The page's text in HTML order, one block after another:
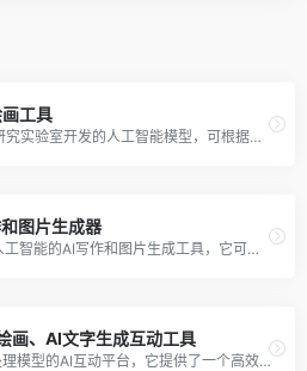
工具
Midjourney是由同名研究实验室开发的人工智能模型，可根据文本快速生成壁纸、插画、漫画、平面设计、logo和APP图标等。
图片生成器
Jasper.ai是一款基于人工智能的AI写作和图片生成工具，它可以根据用户的输入和需求，自动生成各种类型和风格的文案和图片。
、AI文字生成互动工具
Aski是一款自然语言处理模型的AI互动平台，它提供了一个高效的、可定制化的方式来生成自然语言文本，从而帮助人们更好地理解和解决各种问题。